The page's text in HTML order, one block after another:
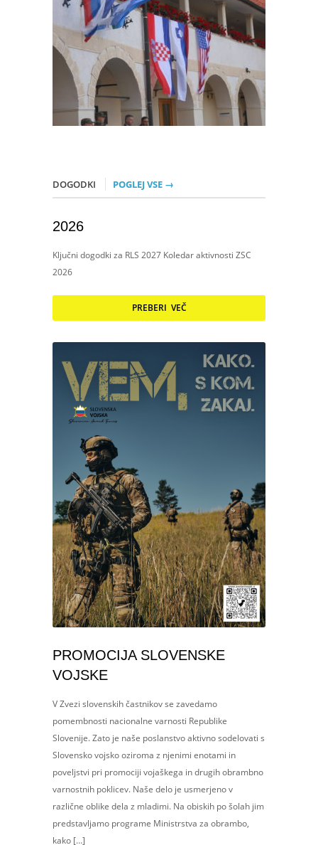
DOGODKI POGLEJ VSE →
2026
Ključni dogodki za RLS 2027 Koledar aktivnosti ZSC
2026
PREBERI VEČ
PROMOCIJA SLOVENSKE
VOJSKE
V Zvezi slovenskih častnikov se zavedamo
pomembnosti nacionalne varnosti Republike
Slovenije. Zato je naše poslanstvo aktivno sodelovati s
Slovensko vojsko oziroma z njenimi enotami in
poveljstvi pri promociji vojaškega in drugih obrambno
varnostnih poklicev. Naše delo je usmerjeno v
različne oblike dela z mladimi. Na obiskih po šolah jim
predstavljamo programe Ministrstva za obrambo,
kako […]